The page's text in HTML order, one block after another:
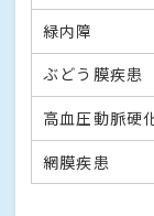
緑内障
ぶどう膜疾患
高血圧動脈硬
網膜疾患